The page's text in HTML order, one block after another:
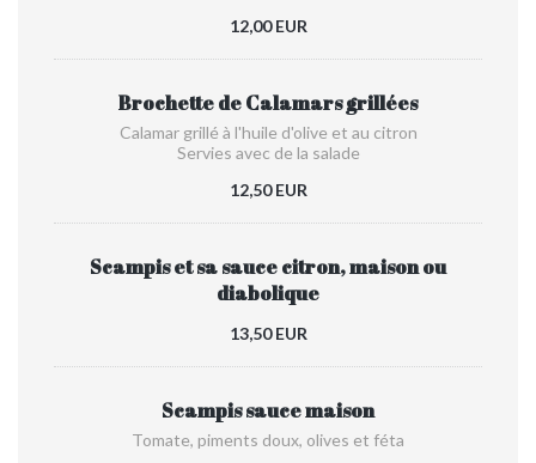
12,00 EUR
Brochette de Calamars grillées
Calamar grillé à l'huile d'olive et au citron
Servies avec de la salade
12,50 EUR
Scampis et sa sauce citron, maison ou
diabolique
13,50 EUR
Scampis sauce maison
Tomate, piments doux, olives et féta